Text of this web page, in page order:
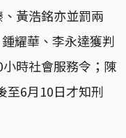
黃浩銘亦並罰兩
耀華、李永達獲判
時社會服務令；陳
至6月10日才知刑